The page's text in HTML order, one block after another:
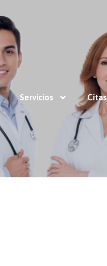
Servicios